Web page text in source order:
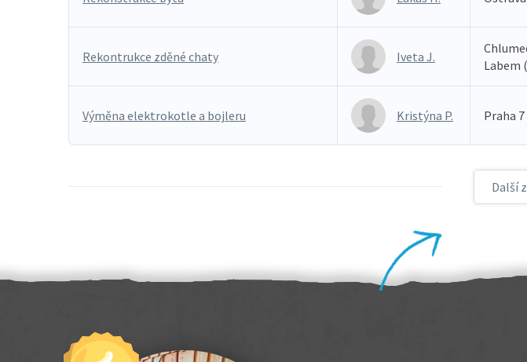
Rekontrukce zděné chaty Iveta J.
Labem
Výměna elektrokotle a bojleru Kristýna P. Praha
Další